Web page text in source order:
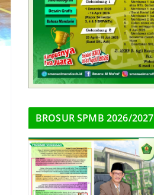
BROSUR SPMB 2026/2027